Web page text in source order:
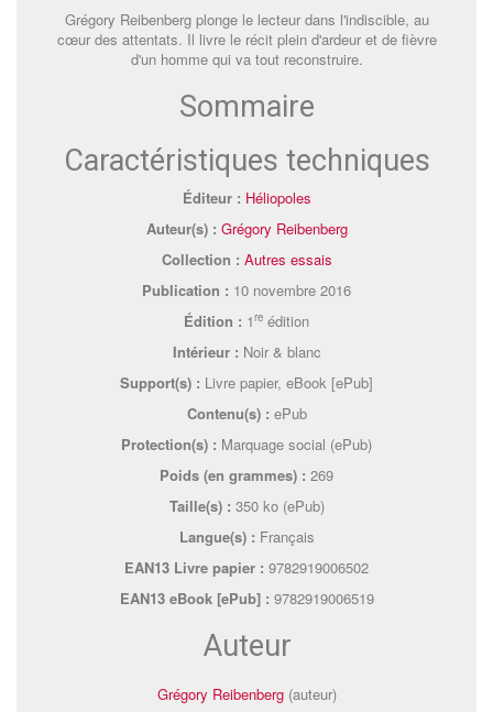
Grégory Reibenberg plonge le lecteur dans l'indiscible, au
cœur des attentats. Il livre le récit plein d'ardeur et de fièvre
d'un homme qui va tout reconstruire.
Sommaire
Caractéristiques techniques
Éditeur : Héliopoles
Auteur(s) : Grégory Reibenberg
Collection : Autres essais
Publication : 10 novembre 2016
Édition : 1re édition
Intérieur : Noir & blanc
Support(s) : Livre papier, eBook [ePub]
Contenu(s) : ePub
Protection(s) : Marquage social (ePub)
Poids (en grammes) : 269
Taille(s) : 350 ko (ePub)
Langue(s) : Français
EAN13 Livre papier : 9782919006502
EAN13 eBook [ePub] : 9782919006519
Auteur
Grégory Reibenberg(auteur)